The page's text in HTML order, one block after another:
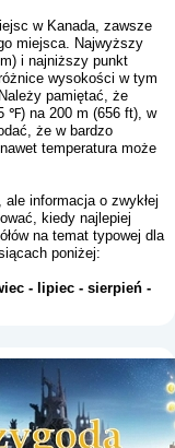
w Kanada, zawsze
miejsca. Najwyższy
i najniższy punkt
wysokości w tym
pamiętać, że
℉) na 200 m (656 ft), w
że w bardzo
temperatura może
informacja o zwykłej
kiedy najlepiej
na temat typowej dla
poniżej:
-lipiec -sierpień -